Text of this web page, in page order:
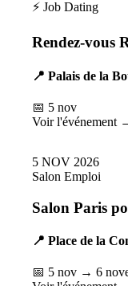
⚡ Job Dating
Rendez-vous
📍 Palais de la
📅 5 nov
Voir l'événement
5 NOV 2026
Salon Emploi
Salon Paris
📍 Place de la
📅 5 nov → 6